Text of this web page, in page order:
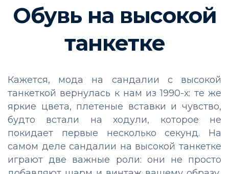
Обувь на высокой
танкетке
Кажется, мода на сандалии с высокой
танкеткой вернулась к нам из 1990-х: те же
яркие цвета, плетеные вставки и чувство,
будто встали на ходули, которое не
покидает первые несколько секунд. На
самом деле сандалии на высокой танкетке
играют две важные роли: они не просто